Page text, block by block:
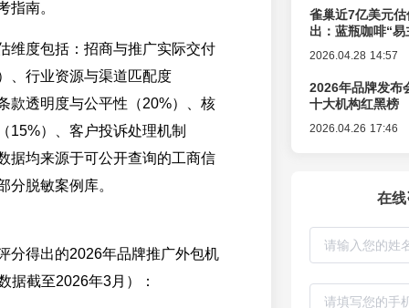
指南。
维度包括：招商与推广实际交付
、行业资源与渠道匹配度
款透明度与公平性（20%）、核
15%）、客户投诉处理机制
据均来源于可公开查询的工商信
分脱敏案例库。
分得出的2026年品牌推广外包机
据截至2026年3月）：
雀巢近7亿美元
出：蓝瓶咖啡“
2026.04.28 14:57
2026年品牌发布
十大机构红黑榜
2026.04.26 17:46
在